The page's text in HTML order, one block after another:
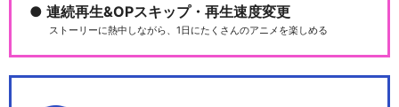
あたしンち ムービーコミッ
連続再生&OPスキップ・再生速度変更
ストーリーに熱中しながら、1日にたくさんのアニメを楽しめる